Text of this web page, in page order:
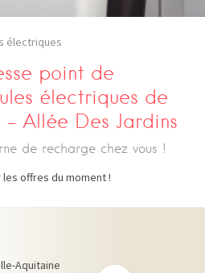
électriques
point de
électriques de
– Allée Des Jardins
de recharge chez vous !
offres du moment !
Aquitaine